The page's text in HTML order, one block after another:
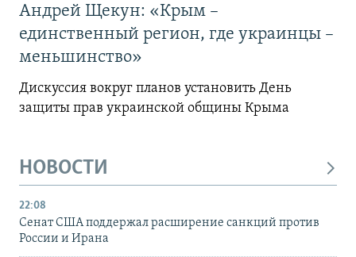
Андрей Щекун: «Крым –
единственный регион, где украинцы –
меньшинство»
Дискуссия вокруг планов установить День
защиты прав украинской общины Крыма
НОВОСТИ
22:08
Сенат США поддержал расширение санкций против
России и Ирана